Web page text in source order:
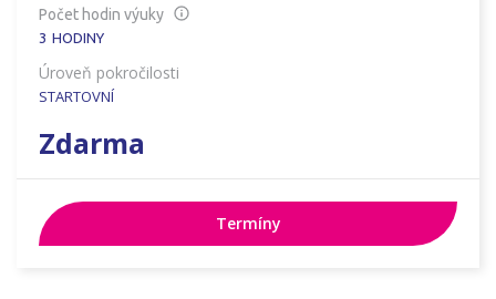
Počet hodin výuky
3 HODINY
Úroveň pokročilosti
STARTOVNÍ
Zdarma
Termíny